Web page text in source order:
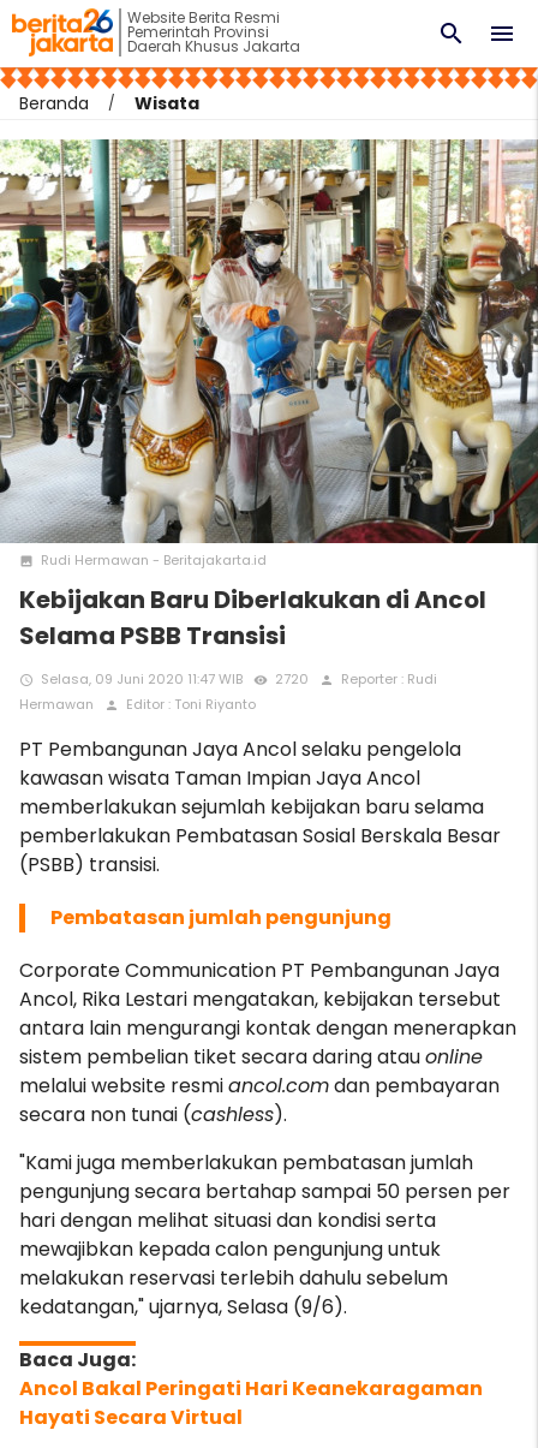
Website Berita Resmi
Pemerintah Provinsi
Daerah Khusus Jakarta menu
search
Beranda Wisata
photo Rudi Hermawan - Beritajakarta.id
Kebijakan Baru Diberlakukan di Ancol
Selama PSBB Transisi
access_time Selasa, 09 Juni 2020 11:47 WIB remove_red_eye 2720 person
Reporter : Rudi
Hermawan
person Editor : Toni Riyanto
PT Pembangunan Jaya Ancol selaku pengelola
kawasan wisata Taman Impian Jaya Ancol
memberlakukan sejumlah kebijakan baru selama
pemberlakukan Pembatasan Sosial Berskala Besar
(PSBB) transisi.
Pembatasan jumlah pengunjung
Corporate Communication PT Pembangunan Jaya
Ancol, Rika Lestari mengatakan, kebijakan tersebut
antara lain mengurangi kontak dengan menerapkan
sistem pembelian tiket secara daring atauonline
melalui website resmiancol.comdan pembayaran
secara non tunai (cashless).
"Kami juga memberlakukan pembatasan jumlah
pengunjung secara bertahap sampai 50 persen per
hari dengan melihat situasi dan kondisi serta
mewajibkan kepada calon pengunjung untuk
melakukan reservasi terlebih dahulu sebelum
kedatangan," ujarnya, Selasa (9/6).
Ancol Bakal Peringati Hari Keanekaragaman
Hayati Secara Virtual